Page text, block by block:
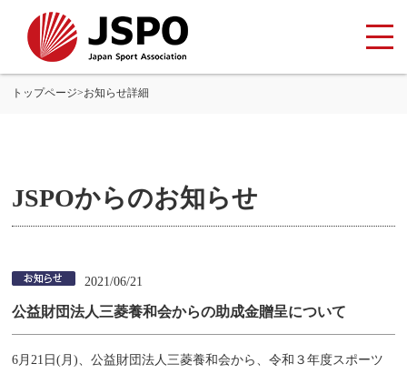
トップページ>お知らせ詳細
JSPOからのお知らせ
2021/06/21
公益財団法人三菱養和会からの助成金贈呈について
6月21日(月)、公益財団法人三菱養和会から、令和３年度スポーツ